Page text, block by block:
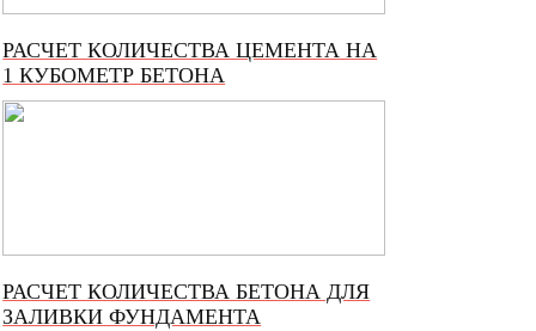
РАСЧЕТ КОЛИЧЕСТВА ЦЕМЕНТА НА
1 КУБОМЕТР БЕТОНА
РАСЧЕТ КОЛИЧЕСТВА БЕТОНА ДЛЯ
ЗАЛИВКИ ФУНДАМЕНТА